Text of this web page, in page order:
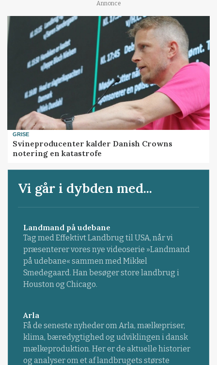
Annonce
GRISE
Svineproducenter kalder Danish Crowns
notering en katastrofe
Vi går i dybden med...
Landmand på udebane
Tag med Effektivt Landbrug til USA, når vi
præsenterer vores nye videoserie »Landmand
på udebane« sammen med Mikkel
Smedegaard. Han besøger store landbrug i
Houston og Chicago.
Arla
Få de seneste nyheder om Arla, mælkepriser,
klima, bæredygtighed og udviklingen i dansk
mælkeproduktion. Her er de aktuelle historier
og analyser om et af landbrugets største